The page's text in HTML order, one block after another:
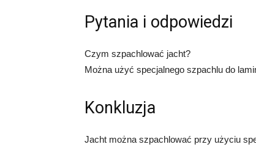
Pytania i odpowiedzi
Czym szpachlować jacht?
Można użyć specjalnego szpachlu do
Konkluzja
Jacht można szpachlować przy użyciu